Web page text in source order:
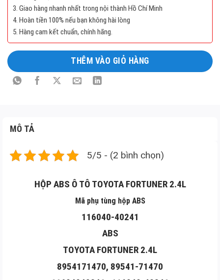
Long
Mô
sản
3. Giao hàng nhanh nhất trong nội thành Hồ Chí Minh
4. Hoàn tiền 100% nếu bạn không hài lòng
5. Hàng cam kết chuẩn, chính hãng.
THÊM VÀO GIỎ HÀNG
MÔ TẢ
5/5 - (2 bình chọn)
HỘP ABS Ô TÔ TOYOTA FORTUNER 2.4L
Mã phụ tùng hộp ABS
116040-40241
ABS
TOYOTA FORTUNER 2.4L
8954171470, 89541-71470